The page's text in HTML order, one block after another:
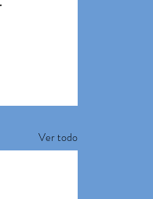
Ver todo